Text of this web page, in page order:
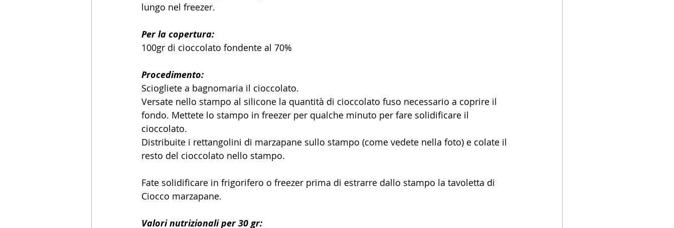
lungo nel freezer.
Per la copertura:
100gr di cioccolato fondente al 70%
Procedimento:
Sciogliete a bagnomaria il cioccolato.
Versate nello stampo al silicone la quantità di cioccolato fuso necessario a coprire il
fondo. Mettete lo stampo in freezer per qualche minuto per fare solidificare il
cioccolato.
Distribuite i rettangolini di marzapane sullo stampo (come vedete nella foto) e colate il
resto del cioccolato nello stampo.
Fate solidificare in frigorifero o freezer prima di estrarre dallo stampo la tavoletta di
Ciocco marzapane.
Valori nutrizionali per 30 gr: